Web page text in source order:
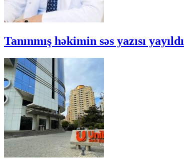
Tanınmış həkimin səs yazısı yayıldı